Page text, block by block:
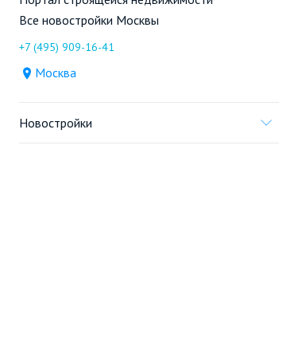
Все новостройки Москвы
+7 (495) 909-16-41
Москва
Новостройки